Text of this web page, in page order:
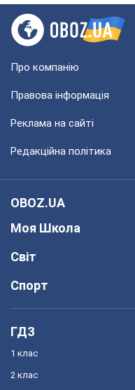
Про компанію
Правова інформація
Реклама на сайті
Редакційна політика
OBOZ.UA
Моя Школа
Світ
Спорт
ГДЗ
1 клас
2 клас